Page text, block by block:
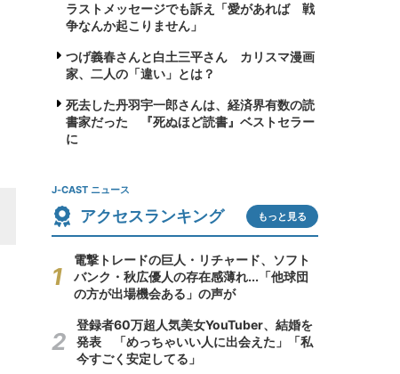
ラストメッセージでも訴え「愛があれば 戦
争なんか起こりません」
つげ義春さんと白土三平さん カリスマ漫画
家、二人の「違い」とは？
死去した丹羽宇一郎さんは、経済界有数の読
書家だった 『死ぬほど読書』ベストセラー
に
J-CAST ニュース
アクセスランキング もっと見る
電撃トレードの巨人・リチャード、ソフト
バンク・秋広優人の存在感薄れ...「他球団
の方が出場機会ある」の声が
登録者60万超人気美女YouTuber、結婚を
発表 「めっちゃいい人に出会えた」「私
今すごく安定してる」